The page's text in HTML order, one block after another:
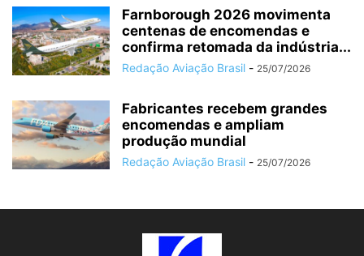
Farnborough 2026 movimenta
centenas de encomendas e
confirma retomada da indústria...
Redação Aviação Brasil - 25/07/2026
Fabricantes recebem grandes
encomendas e ampliam
produção mundial
Redação Aviação Brasil - 25/07/2026